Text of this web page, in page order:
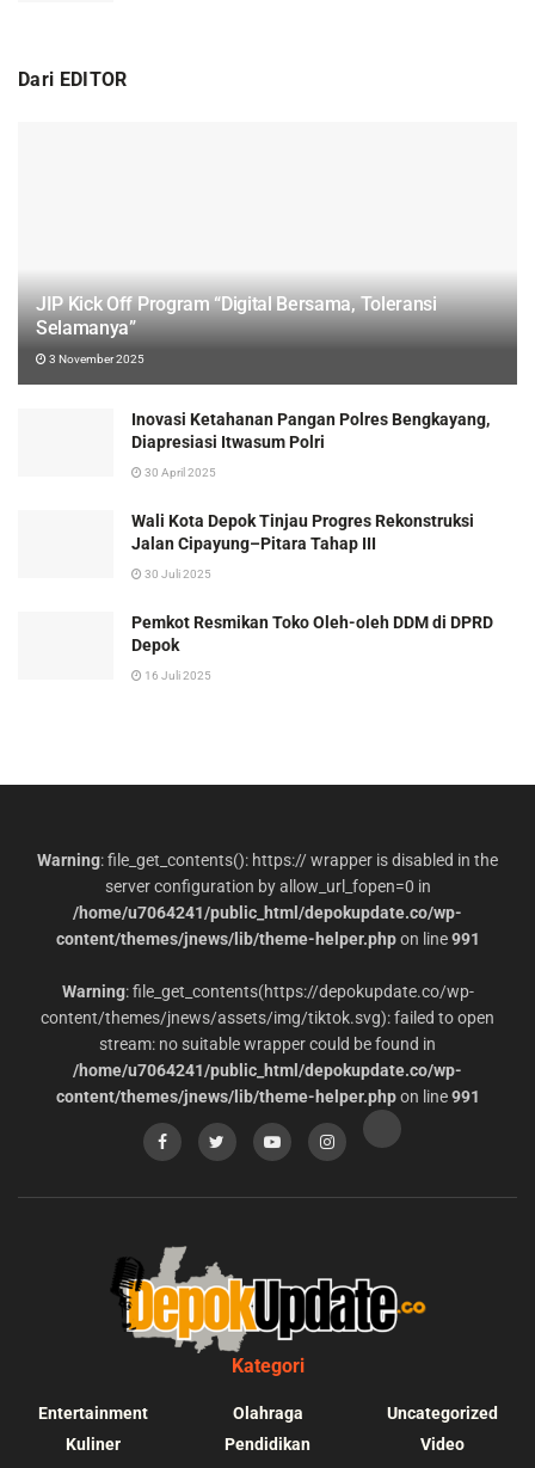
Dari EDITOR
JIP Kick Off Program “Digital Bersama, Toleransi
Selamanya”
3 November 2025
Inovasi Ketahanan Pangan Polres Bengkayang,
Diapresiasi Itwasum Polri
30 April 2025
Wali Kota Depok Tinjau Progres Rekonstruksi
Jalan Cipayung–Pitara Tahap III
30 Juli 2025
Pemkot Resmikan Toko Oleh-oleh DDM di DPRD
Depok
16 Juli 2025
Warning: file_get_contents(): https:// wrapper is disabled in the
server configuration by allow_url_fopen=0 in
/home/u7064241/public_html/depokupdate.co/wp-
content/themes/jnews/lib/theme-helper.phpon line991
Warning: file_get_contents(https://depokupdate.co/wp-
content/themes/jnews/assets/img/tiktok.svg): failed to open
stream: no suitable wrapper could be found in
/home/u7064241/public_html/depokupdate.co/wp-
content/themes/jnews/lib/theme-helper.phpon line991
Kategori
Entertainment
Kuliner
Olahraga
Pendidikan
Uncategorized
Video